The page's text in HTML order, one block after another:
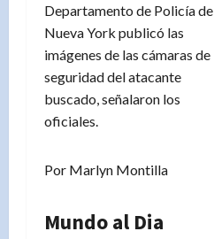
Departamento de Policía de
Nueva York publicó las
imágenes de las cámaras de
seguridad del atacante
buscado, señalaron los
oficiales.
Por Marlyn Montilla
Mundo al Dia